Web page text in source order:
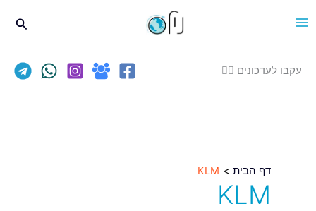
לתוכן
עקבו לעדכונים 👈🏽
דף הבית KLM
KLM